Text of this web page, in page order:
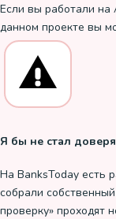
Если вы работали на
данном проекте вы
Я бы не стал
На BanksToday есть
собрали
проверку» проходят